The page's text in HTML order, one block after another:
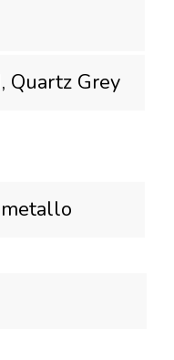
Quartz Grey